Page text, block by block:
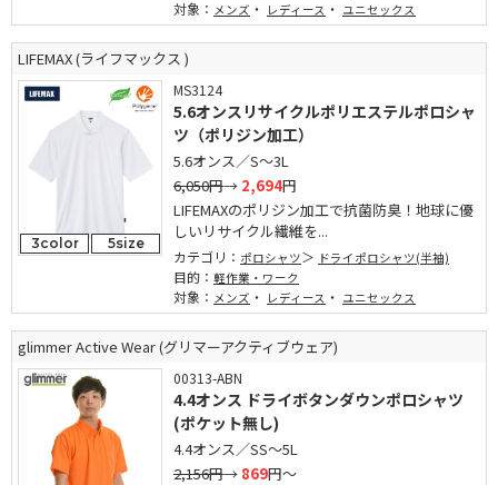
対象： メンズ ・ レディース ・ ユニセックス
LIFEMAX (ライフマックス )
3color 5size
MS3124
5.6オンスリサイクルポリエステルポロシャ
ツ（ポリジン加工）
5.6オンス／S～3L
6,050円→ 2,694円
LIFEMAXのポリジン加工で抗菌防臭！地球に優
しいリサイクル繊維を...
カテゴリ： ポロシャツ ドライポロシャツ(半袖)
目的： 軽作業・ワーク
対象： メンズ ・ レディース ・ ユニセックス
glimmer Active Wear (グリマーアクティブウェア)
00313-ABN
4.4オンス ドライボタンダウンポロシャツ
(ポケット無し)
4.4オンス／SS～5L
2,156円→ 869円～